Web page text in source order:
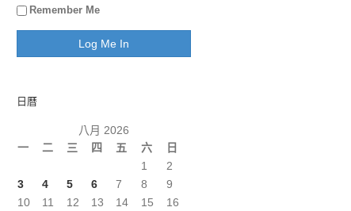
Remember Me
日曆
八月 2026
一
二 三 四 五 六 日
1
2
3
4 5 6 7 8
9
10
11 12 13 14 15
16